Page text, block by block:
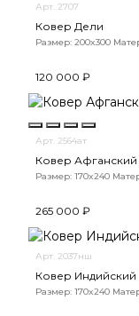
Арт. 2707
Ковер Дели
Размер: 200x300
120 000 ₽
Арт. 2564ат
Ковер Афганский
Размер: 170x240
265 000 ₽
Арт. 2037нш
Ковер Индийский
Размер: 170x240